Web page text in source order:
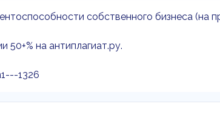
собственного бизнеса (на
50+% на антиплагиат.ру.
1326